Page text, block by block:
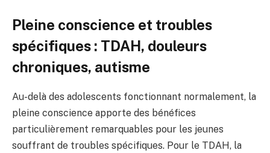
Pleine conscience et troubles
spécifiques : TDAH, douleurs
chroniques, autisme
Au-delà des adolescents fonctionnant normalement, la
pleine conscience apporte des bénéfices
particulièrement remarquables pour les jeunes
souffrant de troubles spécifiques. Pour le TDAH, la